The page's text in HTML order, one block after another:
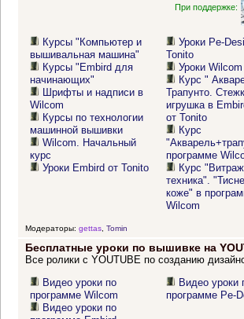
При поддержке:
Курсы "Компьютер и
вышивальная машина"
Курсы "Embird для
начинающих"
Шрифты и надписи в
Wilcom
Курсы по технологии
машинной вышивки
Wilcom. Начальный
курс
Уроки Embird от Tonito
Уроки Pe-
Tonito
Уроки
Курс "
Трапунто.
игрушка в
от Tonito
Курс
программе
Курс
техника".
коже" в
Wilcom
Модераторы: gettas, Tomin
Бесплатные уроки по вышивке на
Все ролики с YOUTUBE по созданию
Видео уроки по
программе Wilcom
Видео уроки по
Видео уроки
программе Pe-